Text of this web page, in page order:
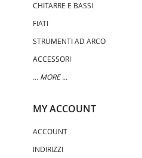
CHITARRE E BASSI
FIATI
STRUMENTI AD ARCO
ACCESSORI
... MORE ...
MY ACCOUNT
ACCOUNT
INDIRIZZI